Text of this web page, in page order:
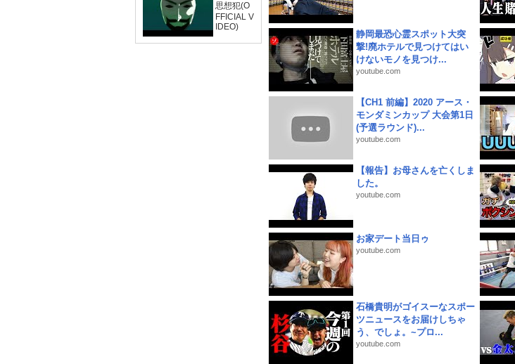
思想犯(O
FFICIAL V
IDEO)
静岡最恐心霊スポット大突
撃!廃ホテルで見つけてはい
けないモノを見つけ...
youtube.com
【CH1 前編】2020 アース・
モンダミンカップ 大会第1日
(予選ラウンド)...
youtube.com
【報告】お母さんを亡くしま
した。
youtube.com
お家デート当日ゥ
youtube.com
石橋貴明がゴイスーなスポー
ツニュースをお届けしちゃ
う、でしょ。~プロ...
youtube.com